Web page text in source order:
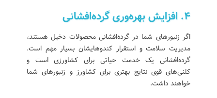
۴. افزایش بهره‌وری گرده‌افشانی
اگر زنبورهای شما در گرده‌افشانی محصولات دخیل هستند،
مدیریت سلامت و استقرار کندوهایشان بسیار مهم است.
گرده‌افشانی یک خدمت حیاتی برای کشاورزی است و
کلنی‌های قوی نتایج بهتری برای کشاورز و زنبورهای شما
خواهند داشت.